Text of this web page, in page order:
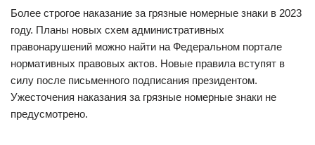
Более строгое наказание за грязные номерные знаки в 2023
году. Планы новых схем административных
правонарушений можно найти на Федеральном портале
нормативных правовых актов. Новые правила вступят в
силу после письменного подписания президентом.
Ужесточения наказания за грязные номерные знаки не
предусмотрено.